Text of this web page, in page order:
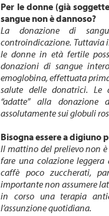
Per le donne (già
sangue non è dannoso?
La donazione di
controindicazione. Tuttavia
le donne in età fertile
donazioni di sangue
emoglobina, effettuata
salute delle donatrici. Le
“adatte” alla
assolutamente sui globuli
Bisogna essere a digiuno
Il mattino del prelievo non è
fare una colazione
caffè poco zuccherati,
importante non assumere
in corso una terapia
l’assunzione quotidiana.